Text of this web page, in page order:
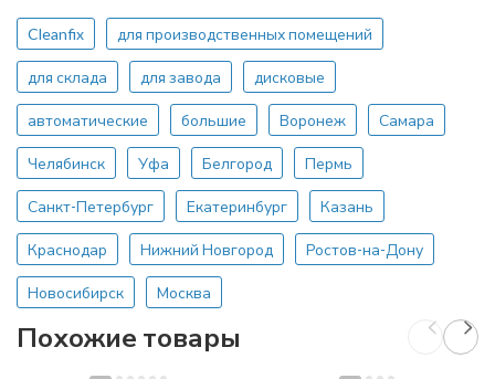
Cleanfix для производственных помещений
для склада для завода дисковые
автоматические большие Воронеж Самара
Челябинск Уфа Белгород Пермь
Санкт-Петербург Екатеринбург Казань
Краснодар Нижний Новгород Ростов-на-Дону
Новосибирск Москва
Похожие товары